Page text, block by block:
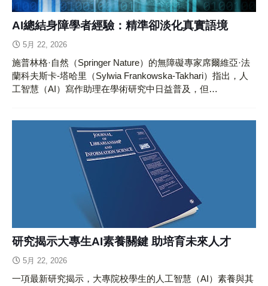
AI總結身障學者經驗：精準卻淡化真實語境
5月 22, 2026
施普林格·自然（Springer Nature）的無障礙專家席爾維亞·法
蘭科夫斯卡-塔哈里（Sylwia Frankowska-Takhari）指出，人
工智慧（AI）寫作助理在學術研究中日益普及，但…
研究揭示大專生AI素養關鍵 助培育未來人才
5月 22, 2026
一項最新研究揭示，大專院校學生的人工智慧（AI）素養與其